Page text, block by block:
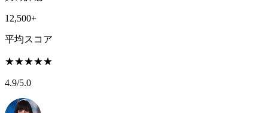
12,500+
平均スコア
★★★★★
4.9/5.0